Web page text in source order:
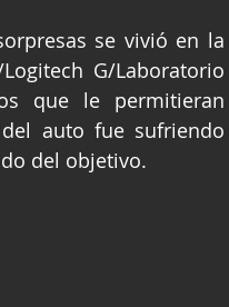
se vivió en la
G/Laboratorio
que le permitieran
auto fue sufriendo
del objetivo.